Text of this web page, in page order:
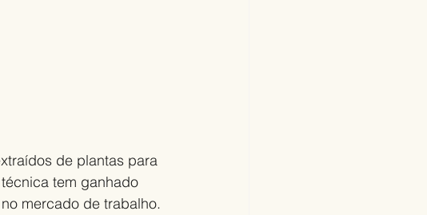
de plantas para
tem ganhado
mercado de trabalho.